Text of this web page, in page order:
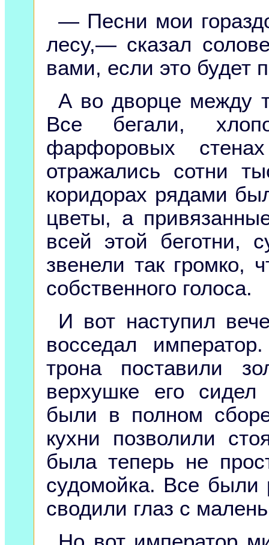
— Песни мои
лесу,— сказал
вами, если это будет
А во дворце между
Все бегали,
фарфоровых
отражались сотни
коридорах рядами
цветы, а
всей этой беготни,
звенели так громко,
собственного голоса.
И вот наступил
восседал
трона поставили
верхушке его
были в полном
кухни позволили
была теперь не
судомойка. Все были
сводили глаз с